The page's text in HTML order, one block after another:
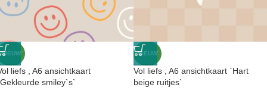
NIEUW
liefs , A6 ansichtkaart
smiley`s`
NIEUW
Vol liefs , A6 ansichtkaart `Hart
beige ruitjes`